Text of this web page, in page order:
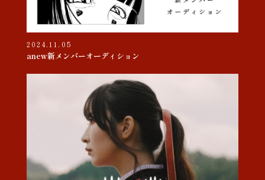
2024.11.05
anew新メンバーオーディション